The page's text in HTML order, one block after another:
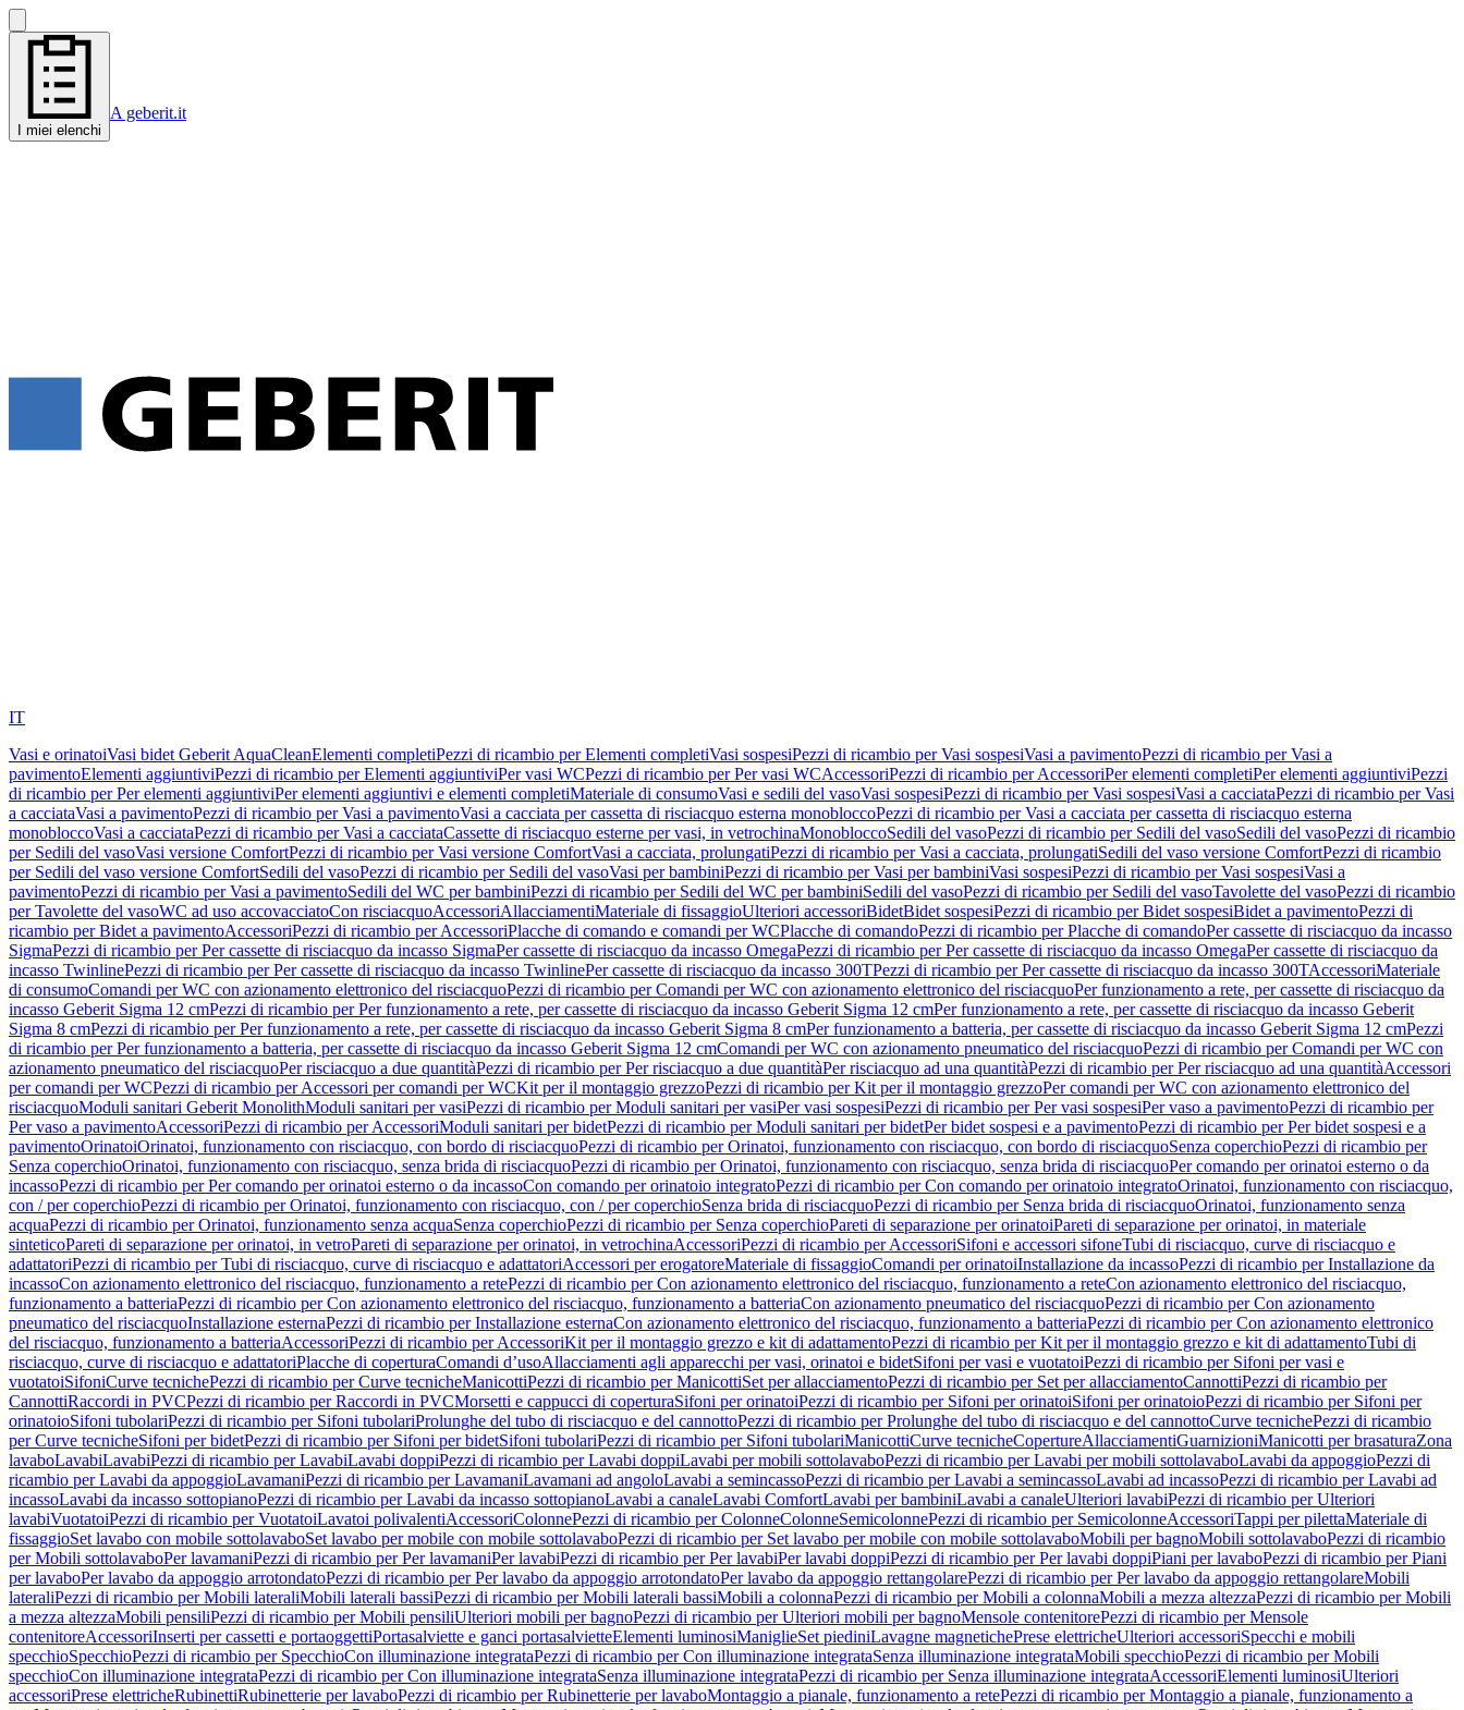
I miei elenchi
A geberit.it
IT
Vasi e orinatoiVasi bidet Geberit AquaCleanElementi completiPezzi di ricambio per Elementi completiVasi sospesiPezzi di ricambio per Vasi sospesiVasi a pavimentoPezzi di ricambio per Vasi a
pavimentoElementi aggiuntiviPezzi di ricambio per Elementi aggiuntiviPer vasi WCPezzi di ricambio per Per vasi WCAccessoriPezzi di ricambio per AccessoriPer elementi completiPer elementi aggiuntiviPezzi
di ricambio per Per elementi aggiuntiviPer elementi aggiuntivi e elementi completiMateriale di consumoVasi e sedili del vasoVasi sospesiPezzi di ricambio per Vasi sospesiVasi a cacciataPezzi di ricambio per Vasi
a cacciataVasi a pavimentoPezzi di ricambio per Vasi a pavimentoVasi a cacciata per cassetta di risciacquo esterna monobloccoPezzi di ricambio per Vasi a cacciata per cassetta di risciacquo esterna
monobloccoVasi a cacciataPezzi di ricambio per Vasi a cacciataCassette di risciacquo esterne per vasi, in vetrochinaMonobloccoSedili del vasoPezzi di ricambio per Sedili del vasoSedili del vasoPezzi di ricambio
per Sedili del vasoVasi versione ComfortPezzi di ricambio per Vasi versione ComfortVasi a cacciata, prolungatiPezzi di ricambio per Vasi a cacciata, prolungatiSedili del vaso versione ComfortPezzi di ricambio
per Sedili del vaso versione ComfortSedili del vasoPezzi di ricambio per Sedili del vasoVasi per bambiniPezzi di ricambio per Vasi per bambiniVasi sospesiPezzi di ricambio per Vasi sospesiVasi a
pavimentoPezzi di ricambio per Vasi a pavimentoSedili del WC per bambiniPezzi di ricambio per Sedili del WC per bambiniSedili del vasoPezzi di ricambio per Sedili del vasoTavolette del vasoPezzi di ricambio
per Tavolette del vasoWC ad uso accovacciatoCon risciacquoAccessoriAllacciamentiMateriale di fissaggioUlteriori accessoriBidetBidet sospesiPezzi di ricambio per Bidet sospesiBidet a pavimentoPezzi di
ricambio per Bidet a pavimentoAccessoriPezzi di ricambio per AccessoriPlacche di comando e comandi per WCPlacche di comandoPezzi di ricambio per Placche di comandoPer cassette di risciacquo da incasso
SigmaPezzi di ricambio per Per cassette di risciacquo da incasso SigmaPer cassette di risciacquo da incasso OmegaPezzi di ricambio per Per cassette di risciacquo da incasso OmegaPer cassette di risciacquo da
incasso TwinlinePezzi di ricambio per Per cassette di risciacquo da incasso TwinlinePer cassette di risciacquo da incasso 300TPezzi di ricambio per Per cassette di risciacquo da incasso 300TAccessoriMateriale
di consumoComandi per WC con azionamento elettronico del risciacquoPezzi di ricambio per Comandi per WC con azionamento elettronico del risciacquoPer funzionamento a rete, per cassette di risciacquo da
incasso Geberit Sigma 12 cmPezzi di ricambio per Per funzionamento a rete, per cassette di risciacquo da incasso Geberit Sigma 12 cmPer funzionamento a rete, per cassette di risciacquo da incasso Geberit
Sigma 8 cmPezzi di ricambio per Per funzionamento a rete, per cassette di risciacquo da incasso Geberit Sigma 8 cmPer funzionamento a batteria, per cassette di risciacquo da incasso Geberit Sigma 12 cmPezzi
di ricambio per Per funzionamento a batteria, per cassette di risciacquo da incasso Geberit Sigma 12 cmComandi per WC con azionamento pneumatico del risciacquoPezzi di ricambio per Comandi per WC con
azionamento pneumatico del risciacquoPer risciacquo a due quantitàPezzi di ricambio per Per risciacquo a due quantitàPer risciacquo ad una quantitàPezzi di ricambio per Per risciacquo ad una quantitàAccessori
per comandi per WCPezzi di ricambio per Accessori per comandi per WCKit per il montaggio grezzoPezzi di ricambio per Kit per il montaggio grezzoPer comandi per WC con azionamento elettronico del
risciacquoModuli sanitari Geberit MonolithModuli sanitari per vasiPezzi di ricambio per Moduli sanitari per vasiPer vasi sospesiPezzi di ricambio per Per vasi sospesiPer vaso a pavimentoPezzi di ricambio per
Per vaso a pavimentoAccessoriPezzi di ricambio per AccessoriModuli sanitari per bidetPezzi di ricambio per Moduli sanitari per bidetPer bidet sospesi e a pavimentoPezzi di ricambio per Per bidet sospesi e a
pavimentoOrinatoiOrinatoi, funzionamento con risciacquo, con bordo di risciacquoPezzi di ricambio per Orinatoi, funzionamento con risciacquo, con bordo di risciacquoSenza coperchioPezzi di ricambio per
Senza coperchioOrinatoi, funzionamento con risciacquo, senza brida di risciacquoPezzi di ricambio per Orinatoi, funzionamento con risciacquo, senza brida di risciacquoPer comando per orinatoi esterno o da
incassoPezzi di ricambio per Per comando per orinatoi esterno o da incassoCon comando per orinatoio integratoPezzi di ricambio per Con comando per orinatoio integratoOrinatoi, funzionamento con risciacquo,
con / per coperchioPezzi di ricambio per Orinatoi, funzionamento con risciacquo, con / per coperchioSenza brida di risciacquoPezzi di ricambio per Senza brida di risciacquoOrinatoi, funzionamento senza
acquaPezzi di ricambio per Orinatoi, funzionamento senza acquaSenza coperchioPezzi di ricambio per Senza coperchioPareti di separazione per orinatoiPareti di separazione per orinatoi, in materiale
sinteticoPareti di separazione per orinatoi, in vetroPareti di separazione per orinatoi, in vetrochinaAccessoriPezzi di ricambio per AccessoriSifoni e accessori sifoneTubi di risciacquo, curve di risciacquo e
adattatoriPezzi di ricambio per Tubi di risciacquo, curve di risciacquo e adattatoriAccessori per erogatoreMateriale di fissaggioComandi per orinatoiInstallazione da incassoPezzi di ricambio per Installazione da
incassoCon azionamento elettronico del risciacquo, funzionamento a retePezzi di ricambio per Con azionamento elettronico del risciacquo, funzionamento a reteCon azionamento elettronico del risciacquo,
funzionamento a batteriaPezzi di ricambio per Con azionamento elettronico del risciacquo, funzionamento a batteriaCon azionamento pneumatico del risciacquoPezzi di ricambio per Con azionamento
pneumatico del risciacquoInstallazione esternaPezzi di ricambio per Installazione esternaCon azionamento elettronico del risciacquo, funzionamento a batteriaPezzi di ricambio per Con azionamento elettronico
del risciacquo, funzionamento a batteriaAccessoriPezzi di ricambio per AccessoriKit per il montaggio grezzo e kit di adattamentoPezzi di ricambio per Kit per il montaggio grezzo e kit di adattamentoTubi di
risciacquo, curve di risciacquo e adattatoriPlacche di coperturaComandi d’usoAllacciamenti agli apparecchi per vasi, orinatoi e bidetSifoni per vasi e vuotatoiPezzi di ricambio per Sifoni per vasi e
vuotatoiSifoniCurve tecnichePezzi di ricambio per Curve tecnicheManicottiPezzi di ricambio per ManicottiSet per allacciamentoPezzi di ricambio per Set per allacciamentoCannottiPezzi di ricambio per
CannottiRaccordi in PVCPezzi di ricambio per Raccordi in PVCMorsetti e cappucci di coperturaSifoni per orinatoiPezzi di ricambio per Sifoni per orinatoiSifoni per orinatoioPezzi di ricambio per Sifoni per
orinatoioSifoni tubolariPezzi di ricambio per Sifoni tubolariProlunghe del tubo di risciacquo e del cannottoPezzi di ricambio per Prolunghe del tubo di risciacquo e del cannottoCurve tecnichePezzi di ricambio
per Curve tecnicheSifoni per bidetPezzi di ricambio per Sifoni per bidetSifoni tubolariPezzi di ricambio per Sifoni tubolariManicottiCurve tecnicheCopertureAllacciamentiGuarnizioniManicotti per brasaturaZona
lavaboLavabiLavabiPezzi di ricambio per LavabiLavabi doppiPezzi di ricambio per Lavabi doppiLavabi per mobili sottolavaboPezzi di ricambio per Lavabi per mobili sottolavaboLavabi da appoggioPezzi di
ricambio per Lavabi da appoggioLavamaniPezzi di ricambio per LavamaniLavamani ad angoloLavabi a semincassoPezzi di ricambio per Lavabi a semincassoLavabi ad incassoPezzi di ricambio per Lavabi ad
incassoLavabi da incasso sottopianoPezzi di ricambio per Lavabi da incasso sottopianoLavabi a canaleLavabi ComfortLavabi per bambiniLavabi a canaleUlteriori lavabiPezzi di ricambio per Ulteriori
lavabiVuotatoiPezzi di ricambio per VuotatoiLavatoi polivalentiAccessoriColonnePezzi di ricambio per ColonneColonneSemicolonnePezzi di ricambio per SemicolonneAccessoriTappi per pilettaMateriale di
fissaggioSet lavabo con mobile sottolavaboSet lavabo per mobile con mobile sottolavaboPezzi di ricambio per Set lavabo per mobile con mobile sottolavaboMobili per bagnoMobili sottolavaboPezzi di ricambio
per Mobili sottolavaboPer lavamaniPezzi di ricambio per Per lavamaniPer lavabiPezzi di ricambio per Per lavabiPer lavabi doppiPezzi di ricambio per Per lavabi doppiPiani per lavaboPezzi di ricambio per Piani
per lavaboPer lavabo da appoggio arrotondatoPezzi di ricambio per Per lavabo da appoggio arrotondatoPer lavabo da appoggio rettangolarePezzi di ricambio per Per lavabo da appoggio rettangolareMobili
lateraliPezzi di ricambio per Mobili lateraliMobili laterali bassiPezzi di ricambio per Mobili laterali bassiMobili a colonnaPezzi di ricambio per Mobili a colonnaMobili a mezza altezzaPezzi di ricambio per Mobili
a mezza altezzaMobili pensiliPezzi di ricambio per Mobili pensiliUlteriori mobili per bagnoPezzi di ricambio per Ulteriori mobili per bagnoMensole contenitorePezzi di ricambio per Mensole
contenitoreAccessoriInserti per cassetti e portaoggettiPortasalviette e ganci portasalvietteElementi luminosiManiglieSet piediniLavagne magnetichePrese elettricheUlteriori accessoriSpecchi e mobili
specchioSpecchioPezzi di ricambio per SpecchioCon illuminazione integrataPezzi di ricambio per Con illuminazione integrataSenza illuminazione integrataMobili specchioPezzi di ricambio per Mobili
specchioCon illuminazione integrataPezzi di ricambio per Con illuminazione integrataSenza illuminazione integrataPezzi di ricambio per Senza illuminazione integrataAccessoriElementi luminosiUlteriori
accessoriPrese elettricheRubinettiRubinetterie per lavaboPezzi di ricambio per Rubinetterie per lavaboMontaggio a pianale, funzionamento a retePezzi di ricambio per Montaggio a pianale, funzionamento a